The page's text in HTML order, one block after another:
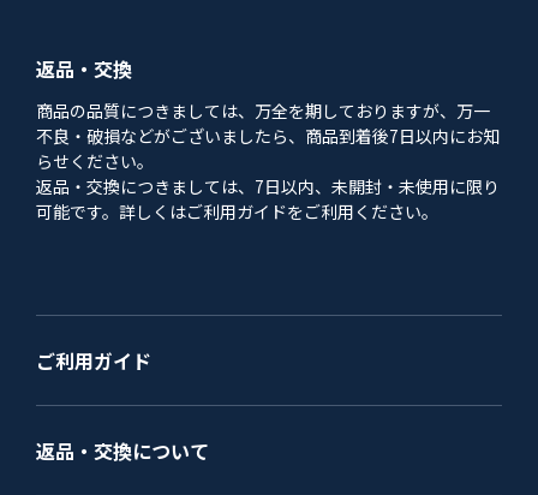
返品・交換
商品の品質につきましては、万全を期しておりますが、万一
不良・破損などがございましたら、商品到着後7日以内にお知
らせください。
返品・交換につきましては、7日以内、未開封・未使用に限り
可能です。詳しくはご利用ガイドをご利用ください。
ご利用ガイド
返品・交換について